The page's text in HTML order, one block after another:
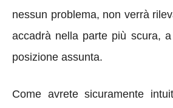
nessun problema, non verrà
accadrà nella parte più scura,
posizione assunta.
Come avrete sicuramente